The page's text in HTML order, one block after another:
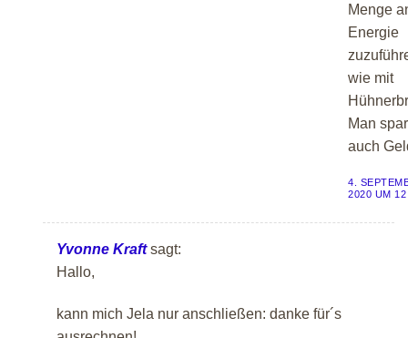
Menge
Energie
wie mit
Man
auch
4.
2020 UM
Yvonne Kraft sagt:
Hallo,
kann mich Jela nur anschließen: danke für´s